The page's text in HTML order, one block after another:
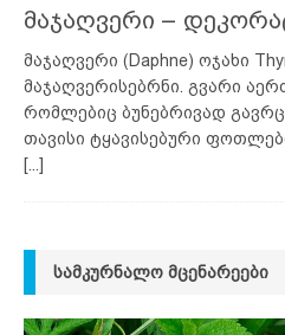
მაჯაღვერი –
მაჯაღვერი (Daphne) ოჯახი
მაჯაღვერისებრნი. გვარი
რომლებიც ბუნებრივად
თავისი ტყავისებური
[...]
ᲡᲐᲛᲙᲣᲠᲜᲐᲚᲝ ᲛᲪᲔᲜᲐᲠᲔᲔᲑᲘ